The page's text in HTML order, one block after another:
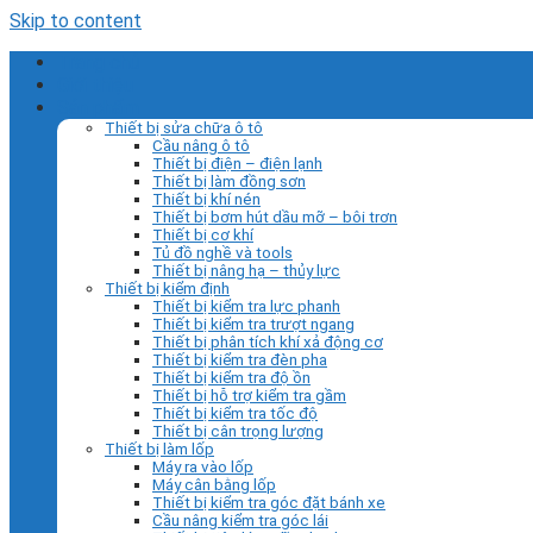
Skip to content
Thiết bị sửa chữa ô tô
Cầu nâng ô tô
Thiết bị điện – điện lạnh
Thiết bị làm đồng sơn
Thiết bị khí nén
Thiết bị bơm hút dầu mỡ – bôi trơn
Thiết bị cơ khí
Tủ đồ nghề và tools
Thiết bị nâng hạ – thủy lực
Thiết bị kiểm định
Thiết bị kiểm tra lực phanh
Thiết bị kiểm tra trượt ngang
Thiết bị phân tích khí xả động cơ
Thiết bị kiểm tra đèn pha
Thiết bị kiểm tra độ ồn
Thiết bị hỗ trợ kiểm tra gầm
Thiết bị kiểm tra tốc độ
Thiết bị cân trọng lượng
Thiết bị làm lốp
Máy ra vào lốp
Máy cân bằng lốp
Thiết bị kiểm tra góc đặt bánh xe
Cầu nâng kiểm tra góc lái